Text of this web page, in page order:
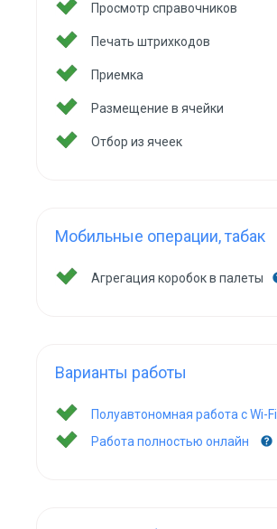
Просмотр справочников
Печать штрихкодов
Приемка
Размещение в ячейки
Отбор из ячеек
Мобильные операции, табак
Агрегация коробок в палеты
Варианты работы
Полуавтономная работа с Wi-Fi
Работа полностью онлайн